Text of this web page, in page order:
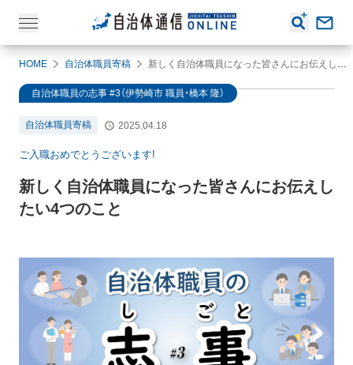
HOME 自治体職員寄稿 新しく自治体職員になった皆さんにお伝えしたい4つのこと
自治体職員の志事 #3（伊勢崎市 職員・橋本 隆）
自治体職員寄稿 2025.04.18
ご入職おめでとうございます!
新しく自治体職員になった皆さんにお伝えし
たい4つのこと